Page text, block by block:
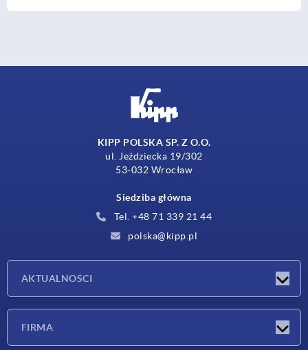
KIPP POLSKA SP. Z O.O.
ul. Jeździecka 19/302
53-032 Wrocław
Siedziba główna
Tel. +48 71 339 21 44
polska@kipp.pl
AKTUALNOŚCI
FIRMA